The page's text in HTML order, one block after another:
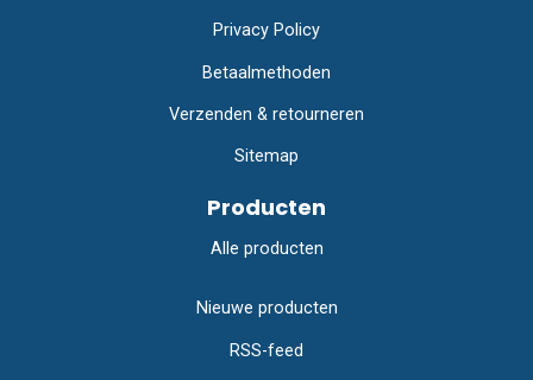
Privacy Policy
Betaalmethoden
Verzenden & retourneren
Sitemap
Producten
Alle producten
Nieuwe producten
RSS-feed